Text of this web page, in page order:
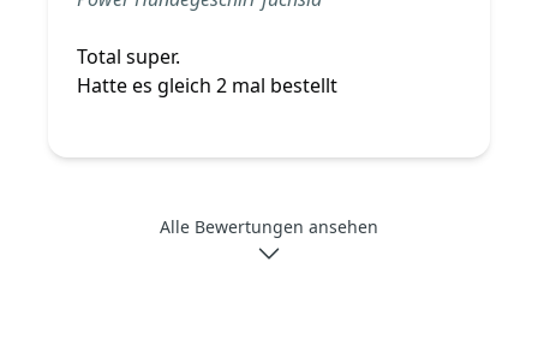
Total super.
Hatte es gleich 2 mal bestellt
Alle Bewertungen ansehen